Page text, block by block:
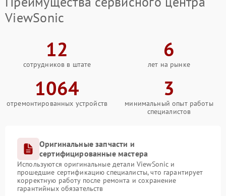
Неисправность системы
защиты от
перенапряжения
Неисправность системы
защиты от замыкания
Подробнее →
Повреждение системы
защиты от перегрузок
Подробнее →
Поломка системы защиты
от перенапряжения
1000 ₽
Поломка системы защиты
от замыкания
ViewSonic
12
сотрудников в штате
6
лет на рынке
1064
отремонтированных устройств
3
минимальный опыт работы
специалистов
Оригинальные запчасти и
сертифицированные мастера
Используются оригинальные детали ViewSonic и
прошедшие сертификацию специалисты, что гарантирует
корректную работу после ремонта и сохранение
гарантийных обязательств